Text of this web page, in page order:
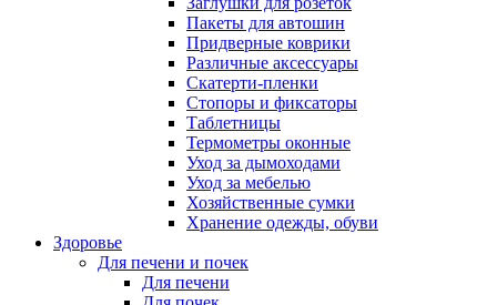
Пакеты для автошин
Придверные коврики
Различные аксессуары
Скатерти-пленки
Стопоры и фиксаторы
Таблетницы
Термометры оконные
Уход за дымоходами
Уход за мебелью
Хозяйственные сумки
Хранение одежды, обуви
Здоровье
Для печени и почек
Для печени